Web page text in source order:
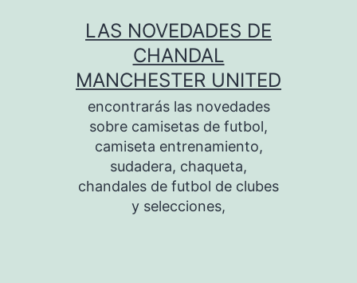
LAS NOVEDADES DE
CHANDAL
MANCHESTER UNITED
encontrarás las novedades
sobre camisetas de futbol,
camiseta entrenamiento,
sudadera, chaqueta,
chandales de futbol de clubes
y selecciones,